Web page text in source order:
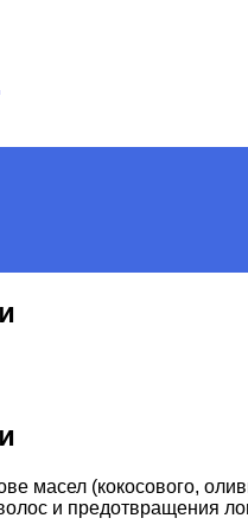
масел (кокосового,
и предотвращения